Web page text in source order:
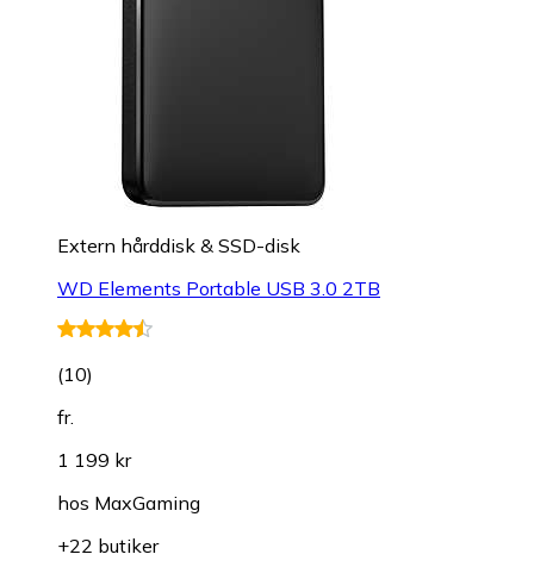
Extern hårddisk & SSD-disk
WD Elements Portable USB 3.0 2TB
(10)
fr.
1 199 kr
hos MaxGaming
+22 butiker